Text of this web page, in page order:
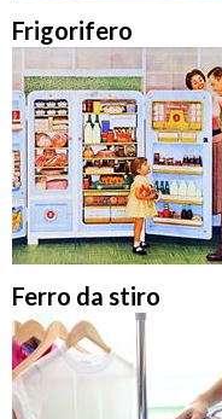
Frigorifero
Ferro da stiro